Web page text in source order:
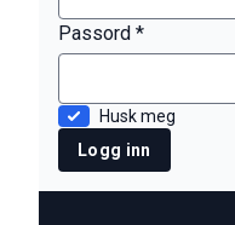
Passord *
Husk meg
Logg inn